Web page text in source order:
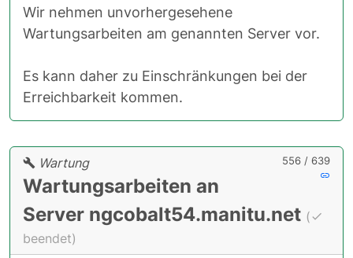
Wir nehmen unvorhergesehene
Wartungsarbeiten am genannten Server vor.
Es kann daher zu Einschränkungen bei der
Erreichbarkeit kommen.
556 / 639
Wartung
Wartungsarbeiten an
Server ngcobalt54.manitu.net (
beendet)